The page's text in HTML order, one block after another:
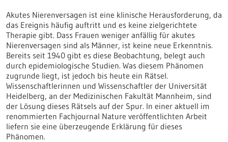
Akutes Nierenversagen ist eine klinische Herausforderung, da
das Ereignis häufig auftritt und es keine zielgerichtete
Therapie gibt. Dass Frauen weniger anfällig für akutes
Nierenversagen sind als Männer, ist keine neue Erkenntnis.
Bereits seit 1940 gibt es diese Beobachtung, belegt auch
durch epidemiologische Studien. Was diesem Phänomen
zugrunde liegt, ist jedoch bis heute ein Rätsel.
Wissenschaftlerinnen und Wissenschaftler der Universität
Heidelberg, an der Medizinischen Fakultät Mannheim, sind
der Lösung dieses Rätsels auf der Spur. In einer aktuell im
renommierten Fachjournal Nature veröffentlichten Arbeit
liefern sie eine überzeugende Erklärung für dieses
Phänomen.